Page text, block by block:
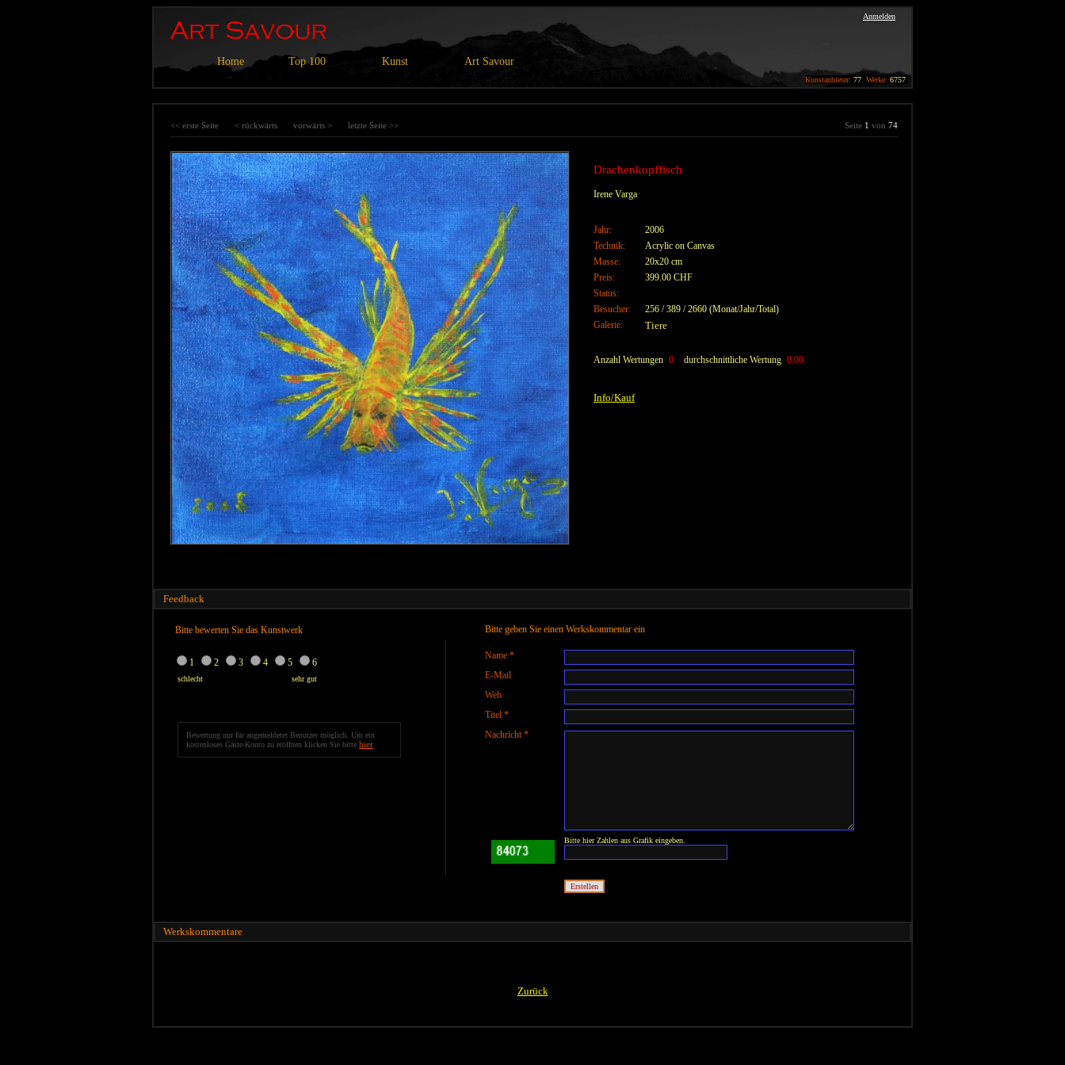
Home Top 100 Kunst Art Savour
Anmelden
Kunstanbieter: 77 Werke: 6757
<< erste Seite < rückwärts vorwärts > letzte Seite >> Seite 1 von 74
Drachenkopffisch
Irene Varga
Jahr:
2006
Technik:
Acrylic on Canvas
Masse:
20x20 cm
Preis:
399.00 CHF
Status:
Besucher:
256 / 389 / 2660 (Monat/Jahr/Total)
Galerie:
Tiere
Anzahl Wertungen 0 durchschnittliche Wertung 0.00
Info/Kauf
Feedback
Bitte bewerten Sie das Kunstwerk
1 2 3 4 5 6
schlecht sehr gut
Bewertung nur für angemeldetet Benutzer möglich. Um ein
kostenloses Gäste-Konto zu eröffnen klicken Sie bitte hier
Bitte geben Sie einen Werkskommentar ein
Name *
E-Mail
Web
Titel *
Nachricht *
Bitte hier Zahlen aus Grafik eingeben.
Werkskommentare
Zurück